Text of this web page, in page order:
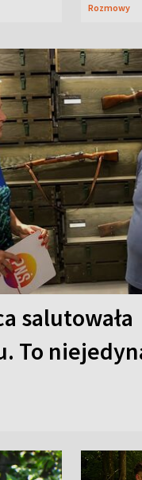
Rozmowy
salutowała
To